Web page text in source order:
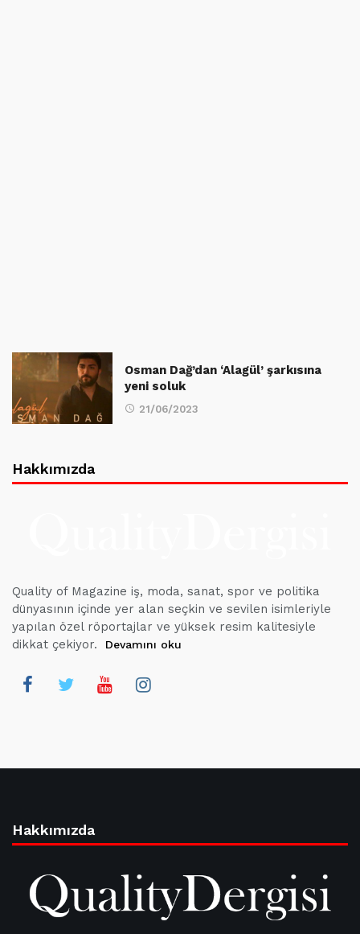
Osman Dağ’dan ‘Alagül’ şarkısına
yeni soluk
21/06/2023
Hakkımızda
Quality of Magazine iş, moda, sanat, spor ve politika
dünyasının içinde yer alan seçkin ve sevilen isimleriyle
yapılan özel röportajlar ve yüksek resim kalitesiyle
dikkat çekiyor.
Devamını oku
Hakkımızda